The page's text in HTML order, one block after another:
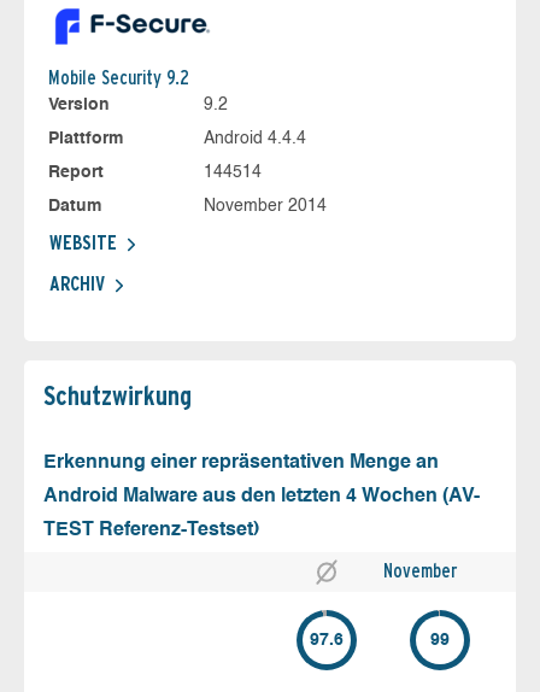
Mobile Security 9.2
Version
9.2
Plattform
Android 4.4.4
Report
144514
Datum
November 2014
WEBSITE
ARCHIV
Schutz­wirkung
Erkennung einer repräsentativen Menge an
Android Malware aus den letzten 4 Wochen (AV-
TEST Referenz-Testset)
November
97.6 99